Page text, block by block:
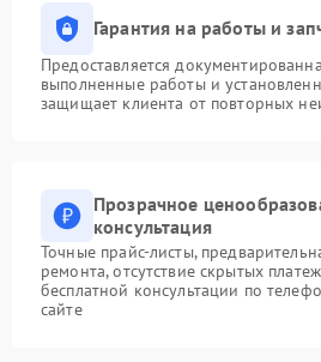
Гарантия на работы и
Предоставляется
выполненные работы и
защищает клиента от повторных
Прозрачное
консультация
Точные прайс-листы,
ремонта, отсутствие скрытых
бесплатной консультации по
сайте